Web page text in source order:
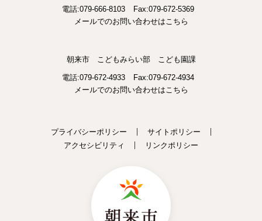
電話:079-666-8103
Fax:079-672-5369
メールでのお問い合わせはこちら
朝来市 こどもみらい部 こども園課
電話:079-672-4933
Fax:079-672-4934
メールでのお問い合わせはこちら
プライバシーポリシー
サイトポリシー
アクセシビリティ
リンクポリシー